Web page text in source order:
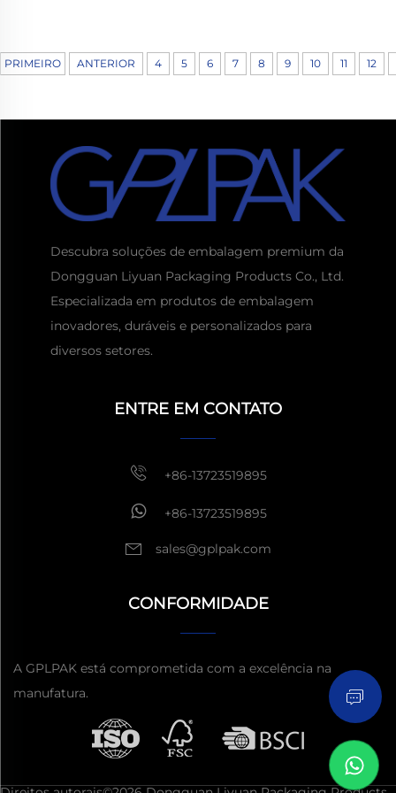
PRIMEIRO ANTERIOR 4 5 6 7 8 9 10 11 12
1 hora
Descubra soluções de embalagem premium da
Dongguan Liyuan Packaging Products Co., Ltd.
Especializada em produtos de embalagem
inovadores, duráveis e personalizados para
diversos setores.
ENTRE EM CONTATO
+86-13723519895
+86-13723519895
sales@gplpak.com
CONFORMIDADE
A GPLPAK está comprometida com a excelência na
manufatura.